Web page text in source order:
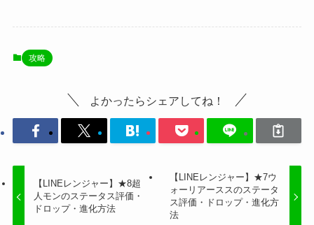
攻略
よかったらシェアしてね！
【LINEレンジャー】★8超
人モンのステータス評価・
ドロップ・進化方法
【LINEレンジャー】★7ウ
ォーリアーススのステータ
ス評価・ドロップ・進化方
法